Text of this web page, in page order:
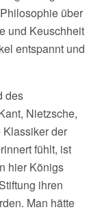
über
und Keuschheit
entspannt und
des
Nietzsche,
der
fühlt, ist
hier Königs
ihren
Man hätte